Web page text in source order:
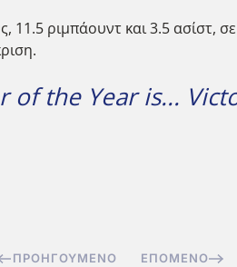
ριμπάουντ και 3.5 ασίστ,
of the Year is...
ΠΡΟΗΓΟΎΜΕΝΟ ΕΠΌΜΕΝΟ